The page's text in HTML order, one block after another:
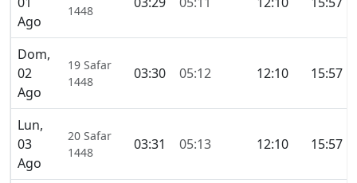
Ago
1448
Dom,
02
Ago
19 Safar
1448
03:30 05:12 12:10 15:57
Lun,
03
Ago
20 Safar
1448
03:31 05:13 12:10 15:57